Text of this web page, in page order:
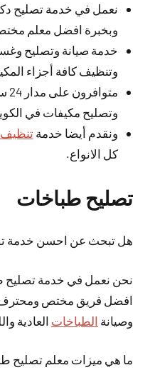
نعمل في خدمة تصليح
وبخبرة افضل معلم
خدمة صيانة وتصليح
وتنظيف كافة أجزاء
وتصليح مكيفات في
ونقدم أيضا خدمة
كل الانواع.
تصليح طباخات
هل تبحث عن احسن خدمة
نحن نعمل في خدمة تصليح
افضل فريق مختص ومحترف
وصيانة الطباخات العادية
ما هي ميزات معلم تصليح